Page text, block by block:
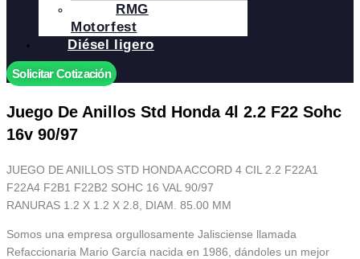
RMG
Motorfest
Diésel ligero
Solicitar Cotización
Juego De Anillos Std Honda 4l 2.2 F22 Sohc
16v 90/97
JUEGO DE ANILLOS STD HONDA ACCORD 4 CIL 2.2 F22A1
F22A4 F2B1 F22B2 SOHC 16 VAL 90/97
RANURAS 1.2 X 1.2 X 2.8, DIAM. 85.00 MM
Somos una empresa orgullosamente Jalisciense llamada
Refaccionaria Mario García nacida en 1986, dándoles un mejor